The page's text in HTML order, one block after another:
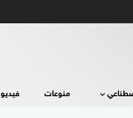
منوعات فيديو